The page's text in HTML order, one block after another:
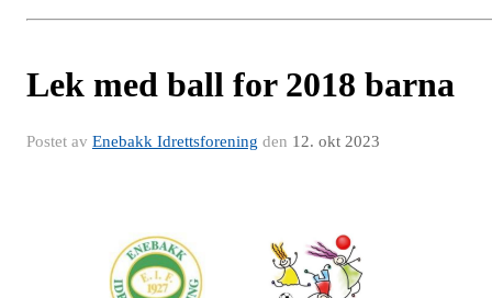
Lek med ball for 2018 barna
Postet av Enebakk Idrettsforening den 12. okt 2023